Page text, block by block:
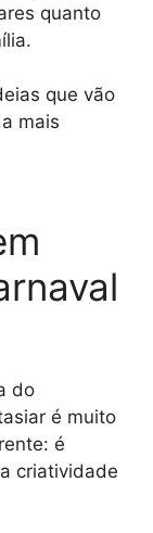
quanto
que vão
mais
do
é muito
é
criatividade